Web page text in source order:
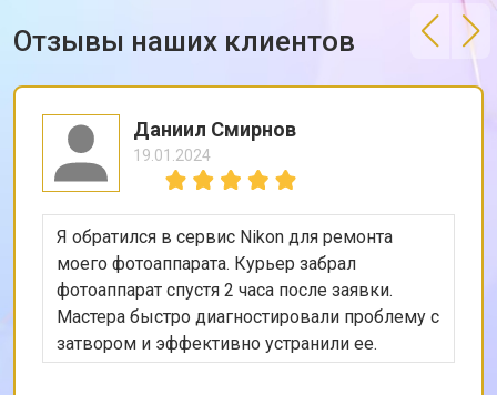
Отзывы наших клиентов
Даниил Смирнов
19.01.2024
Я обратился в сервис Nikon для ремонта
моего фотоаппарата. Курьер забрал
фотоаппарат спустя 2 часа после заявки.
Мастера быстро диагностировали проблему с
затвором и эффективно устранили ее.
Остался доволен качеством обслуживания и